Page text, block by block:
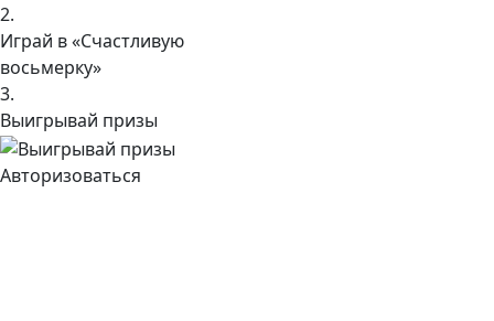
2.
Играй в «Счастливую
восьмерку»
3.
Выигрывай призы
Авторизоваться